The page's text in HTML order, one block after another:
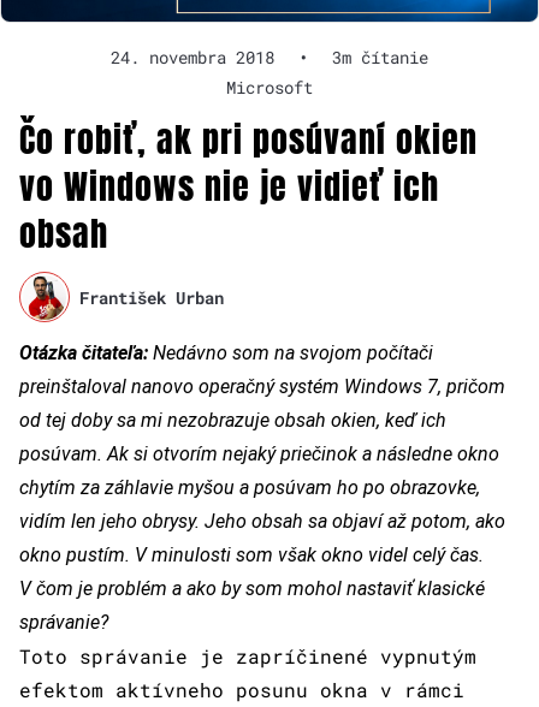
24. novembra 2018 •
3m čítanie
Microsoft
Čo robiť, ak pri posúvaní okien
vo Windows nie je vidieť ich
obsah
František Urban
Otázka čitateľa: Nedávno som na svojom počítači
preinštaloval nanovo operačný systém Windows 7, pričom
od tej doby sa mi nezobrazuje obsah okien, keď ich
posúvam. Ak si otvorím nejaký priečinok a následne okno
chytím za záhlavie myšou a posúvam ho po obrazovke,
vidím len jeho obrysy. Jeho obsah sa objaví až potom, ako
okno pustím. V minulosti som však okno videl celý čas.
V čom je problém a ako by som mohol nastaviť klasické
správanie?
Toto správanie je zapríčinené vypnutým
efektom aktívneho posunu okna v rámci